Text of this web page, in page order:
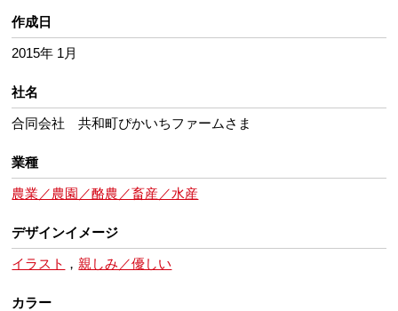
作成日
2015年 1月
社名
合同会社 共和町ぴかいちファームさま
業種
農業／農園／酪農／畜産／水産
デザインイメージ
イラスト ， 親しみ／優しい
カラー